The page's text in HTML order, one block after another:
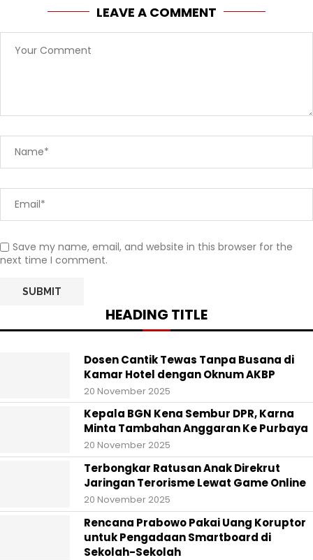
LEAVE A COMMENT
Save my name, email, and website in this browser for the
next time I comment.
HEADING TITLE
Dosen Cantik Tewas Tanpa Busana di
Kamar Hotel dengan Oknum AKBP
20 November 2025
Kepala BGN Kena Sembur DPR, Karna
Minta Tambahan Anggaran Ke Purbaya
20 November 2025
Terbongkar Ratusan Anak Direkrut
Jaringan Terorisme Lewat Game Online
20 November 2025
Rencana Prabowo Pakai Uang Koruptor
untuk Pengadaan Smartboard di
Sekolah-Sekolah